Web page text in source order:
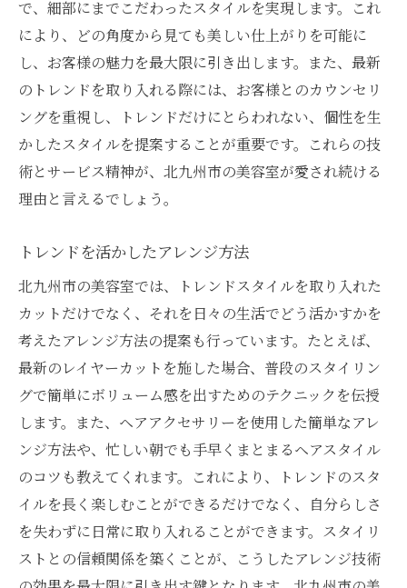
で、細部にまでこだわったスタイルを実現します。これ
により、どの角度から見ても美しい仕上がりを可能に
し、お客様の魅力を最大限に引き出します。また、最新
のトレンドを取り入れる際には、お客様とのカウンセリ
ングを重視し、トレンドだけにとらわれない、個性を生
かしたスタイルを提案することが重要です。これらの技
術とサービス精神が、北九州市の美容室が愛され続ける
理由と言えるでしょう。
トレンドを活かしたアレンジ方法
北九州市の美容室では、トレンドスタイルを取り入れた
カットだけでなく、それを日々の生活でどう活かすかを
考えたアレンジ方法の提案も行っています。たとえば、
最新のレイヤーカットを施した場合、普段のスタイリン
グで簡単にボリューム感を出すためのテクニックを伝授
します。また、ヘアアクセサリーを使用した簡単なアレ
ンジ方法や、忙しい朝でも手早くまとまるヘアスタイル
のコツも教えてくれます。これにより、トレンドのスタ
イルを長く楽しむことができるだけでなく、自分らしさ
を失わずに日常に取り入れることができます。スタイリ
ストとの信頼関係を築くことが、こうしたアレンジ技術